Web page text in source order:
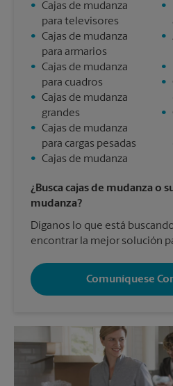
• Cajas de mudanza
para televisores
• Cajas de mudanza
para armarios
• Cajas de mudanza
para cuadros
• Cajas de mudanza
grandes
• Cajas de mudanza
para cargas pesadas
• Cajas de mudanza
•
•
•
•
•
¿Busca cajas de mudanza o
mudanza?
Díganos lo que está
encontrar la mejor solución
Comuníquese